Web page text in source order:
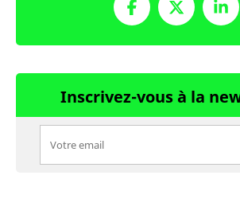
Inscrivez-vous à la